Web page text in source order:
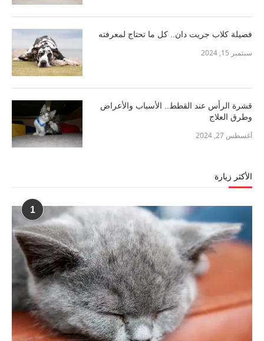
فصيلة كلاب جريت دان.. كل ما تحتاج لمعرفته
سبتمبر 15, 2024
قشرة الرأس عند القطط.. الأسباب والأعراض
وطرق العلاج
أغسطس 27, 2024
الأكثر زيارة
1